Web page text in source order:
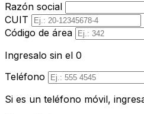
Razón social
CUIT
Código de área
Ingresalo sin el 0
Teléfono
Si es un teléfono móvil,